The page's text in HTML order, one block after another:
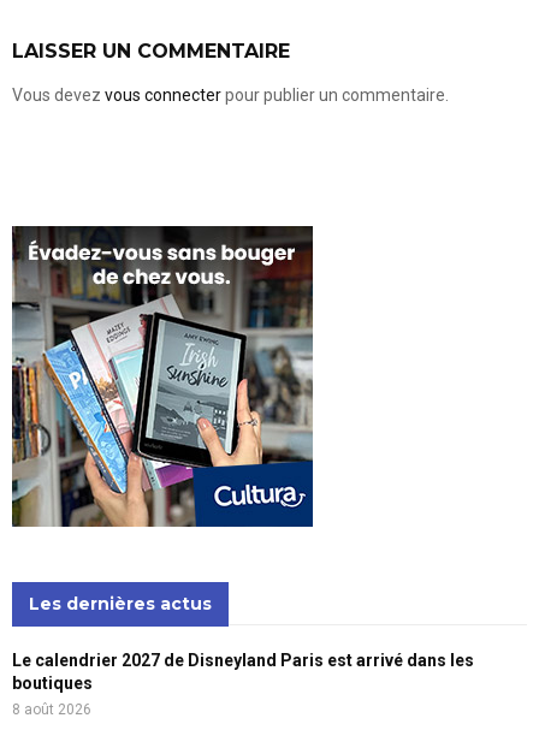
LAISSER UN COMMENTAIRE
Vous devez vous connecterpour publier un commentaire.
Les dernières actus
Le calendrier 2027 de Disneyland Paris est arrivé dans les
boutiques
8 août 2026